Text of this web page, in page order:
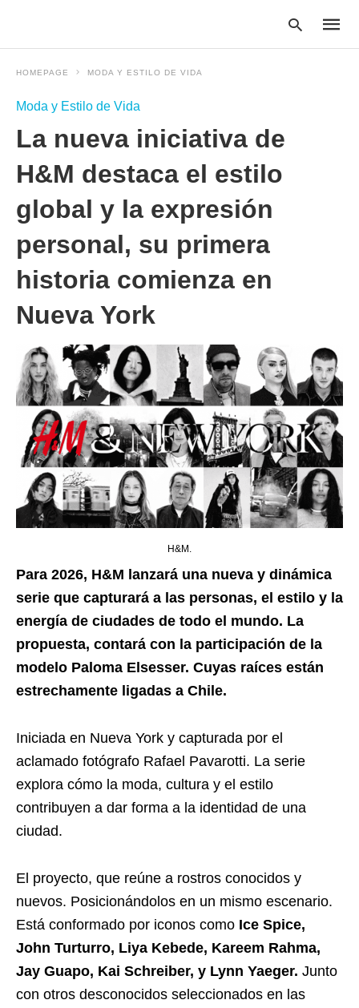
HOMEPAGE MODA Y ESTILO DE VIDA
Moda y Estilo de Vida
La nueva iniciativa de
H&M destaca el estilo
global y la expresión
personal, su primera
historia comienza en
Nueva York
H&M.
Para 2026, H&M lanzará una nueva y dinámica
serie que capturará a las personas, el estilo y la
energía de ciudades de todo el mundo. La
propuesta, contará con la participación de la
modelo Paloma Elsesser. Cuyas raíces están
estrechamente ligadas a Chile.
Iniciada en Nueva York y capturada por el
aclamado fotógrafo Rafael Pavarotti. La serie
explora cómo la moda, cultura y el estilo
contribuyen a dar forma a la identidad de una
ciudad.
El proyecto, que reúne a rostros conocidos y
nuevos. Posicionándolos en un mismo escenario.
Está conformado por iconos como Ice Spice,
John Turturro, Liya Kebede, Kareem Rahma,
Jay Guapo, Kai Schreiber, y Lynn Yaeger. Junto
con otros desconocidos seleccionados en las